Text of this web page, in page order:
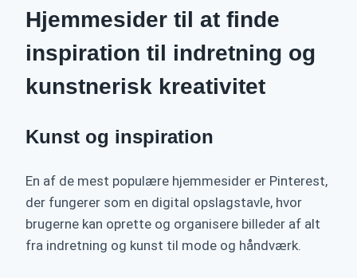
Hjemmesider til at finde
inspiration til indretning og
kunstnerisk kreativitet
Kunst og inspiration
En af de mest populære hjemmesider er Pinterest,
der fungerer som en digital opslagstavle, hvor
brugerne kan oprette og organisere billeder af alt
fra indretning og kunst til mode og håndværk.